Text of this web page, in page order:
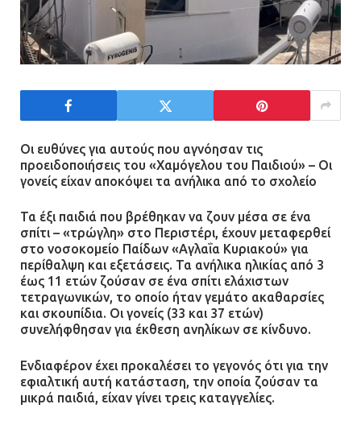
«Φρένο» στα ηλεκτρικά πατίνια:
Τέλος η οδήγησή τους από
ανήλικους
21.07.2026 | 13:35
συγκρούστηκε με φορτηγό – Ένας
τραυματίας και κυκλοφοριακό χάος
Βριλήσσια: Αυτοκίνητο έσπασε
τζαμαρία και μπήκε μέσα σε μαγαζί
13.07.2026 | 21:32
και ασφαλή παιδική χαρά
13.07.2026 | 21:21
Οι ευθύνες για αυτούς που αγνόησαν τις
προειδοποιήσεις του «Χαμόγελου του Παιδιού» – Οι
γονείς είχαν αποκόψει τα ανήλικα από το σχολείο
Τα έξι παιδιά που βρέθηκαν να ζουν μέσα σε ένα
σπίτι – «τρώγλη» στο Περιστέρι, έχουν μεταφερθεί
στο νοσοκομείο Παίδων «Αγλαΐα Κυριακού» για
περίθαλψη και εξετάσεις. Τα ανήλικα ηλικίας από 3
έως 11 ετών ζούσαν σε ένα σπίτι ελάχιστων
τετραγωνικών, το οποίο ήταν γεμάτο ακαθαρσίες
και σκουπίδια. Οι γονείς (33 και 37 ετών)
συνελήφθησαν για έκθεση ανηλίκων σε κίνδυνο.
Ενδιαφέρον έχει προκαλέσει το γεγονός ότι για την
εφιαλτική αυτή κατάσταση, την οποία ζούσαν τα
μικρά παιδιά, είχαν γίνει τρεις καταγγελίες.